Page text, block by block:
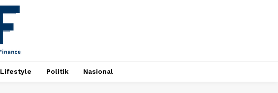
Lifestyle Politik Nasional